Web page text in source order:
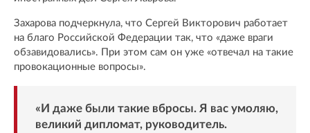
Захарова подчеркнула, что Сергей Викторович работает
на благо Российской Федерации так, что «даже враги
обзавидовались». При этом сам он уже «отвечал на такие
провокационные вопросы».
«И даже были такие вбросы. Я вас умоляю,
великий дипломат, руководитель.